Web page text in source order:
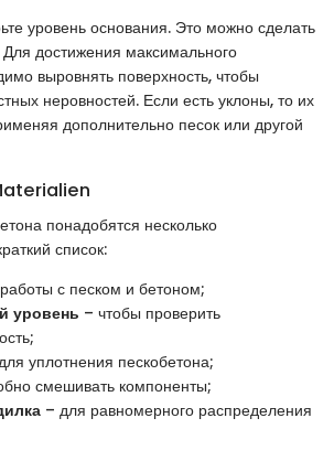
уровень основания. Это можно сделать
достижения максимального
выровнять поверхность, чтобы
неровностей. Если есть уклоны, то их
дополнительно песок или другой
понадобятся несколько
список:
с песком и бетоном;
уровень – чтобы проверить
уплотнения пескобетона;
смешивать компоненты;
– для равномерного распределения